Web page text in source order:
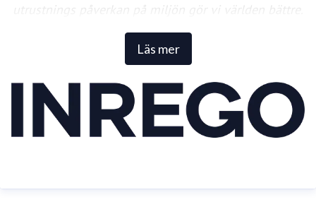
utrustnings påverkan på miljön gör vi världen bättre.
Det vinner både du som säljer, köper och framför allt
miljön på.
Inrego AB grundades 1995 och omsätter idag ca 120
miljoner med 60 anställda. Inrego stod som vinnare
14001, informationssäkerhet: ISO 27001 samt
Läs mer